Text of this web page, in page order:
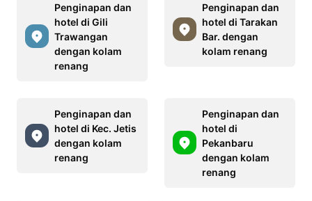
Penginapan dan
hotel di Gili
Trawangan
dengan kolam
renang
Penginapan dan
hotel di Tarakan
Bar. dengan
kolam renang
Penginapan dan
hotel di Kec. Jetis
dengan kolam
renang
Penginapan dan
hotel di
Pekanbaru
dengan kolam
renang